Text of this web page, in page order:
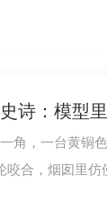
诗：模型
角，一台黄铜
咬合，烟囱里